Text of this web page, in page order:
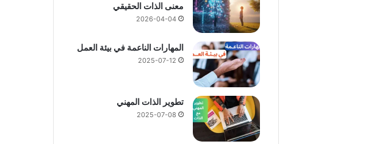
|
م
ع
ن
ى
ا
ل
ذ
ا
ت
ا
معنى الذات الحقيقي
2026-04-04
المهارات الناعمة في بيئة العمل
2025-07-12
تطوير الذات المهني
2025-07-08